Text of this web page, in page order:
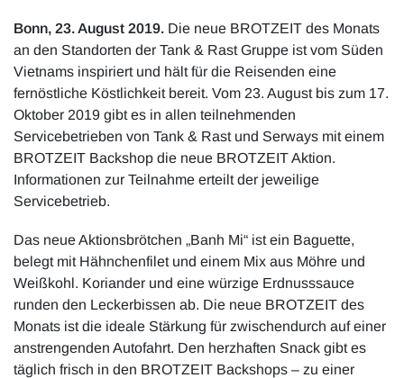
Bonn, 23. August 2019. Die neue BROTZEIT des Monats
an den Standorten der Tank & Rast Gruppe ist vom Süden
Vietnams inspiriert und hält für die Reisenden eine
fernöstliche Köstlichkeit bereit. Vom 23. August bis zum 17.
Oktober 2019 gibt es in allen teilnehmenden
Servicebetrieben von Tank & Rast und Serways mit einem
BROTZEIT Backshop die neue BROTZEIT Aktion.
Informationen zur Teilnahme erteilt der jeweilige
Servicebetrieb.
Das neue Aktionsbrötchen „Banh Mi“ ist ein Baguette,
belegt mit Hähnchenfilet und einem Mix aus Möhre und
Weißkohl. Koriander und eine würzige Erdnusssauce
runden den Leckerbissen ab. Die neue BROTZEIT des
Monats ist die ideale Stärkung für zwischendurch auf einer
anstrengenden Autofahrt. Den herzhaften Snack gibt es
täglich frisch in den BROTZEIT Backshops – zu einer